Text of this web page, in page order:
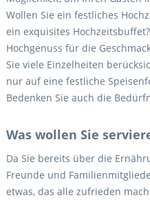
Wollen Sie ein festliches
ein exquisites
Hochgenuss für die
Sie viele Einzelheiten
nur auf eine festliche
Bedenken Sie auch die
Was wollen Sie
Da Sie bereits über die
Freunde und
etwas, das alle zufrieden